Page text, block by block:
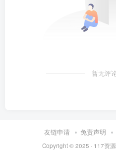
暂无评
友链申请 免责声明
Copyright © 2025 · 117资